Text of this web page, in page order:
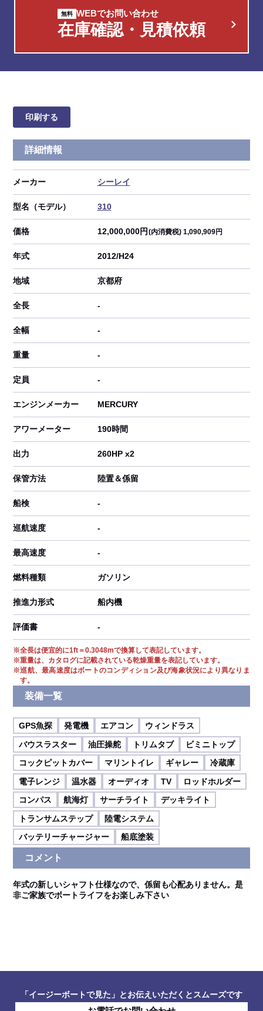
WEBでお問い合わせ
在庫確認・見積依頼
印刷する
詳細情報
メーカー シーレイ
型名（モデル） 310
価格 12,000,000円 (内消費税) 1,090,909円
年式 2012/H24
地域 京都府
全長 -
全幅 -
重量 -
定員 -
エンジンメーカー MERCURY
アワーメーター 190時間
出力 260HP x2
保管方法 陸置＆係留
船検 -
巡航速度 -
最高速度 -
燃料種類 ガソリン
推進力形式 船内機
評価書 -
※全長は便宜的に1ft＝0.3048mで換算して表記しています。
※重量は、カタログに記載されている乾燥重量を表記しています。
※巡航、最高速度はボートのコンディション及び海象状況により異なりま
す。
装備一覧
GPS魚探 発電機 エアコン
ウィンドラス
バウスラスター
油圧操舵 トリムタブ
ビミニトップ
コックピットカバー
マリントイレ ギャレー
冷蔵庫
電子レンジ
温水器 オーディオ TV
ロッドホルダー
コンパス
航海灯 サーチライト
デッキライト
トランサムステップ
陸電システム
バッテリーチャージャー
船底塗装
コメント
年式の新しいシャフト仕様なので、係留も心配ありません。是
非ご家族でボートライフをお楽しみ下さい
「イージーボートで見た」とお伝えいただくとスムーズです